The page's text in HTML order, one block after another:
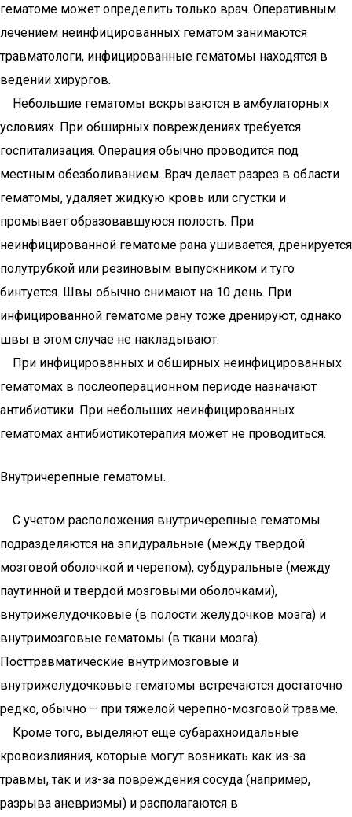
гематоме может определить только врач. Оперативным
лечением неинфицированных гематом занимаются
травматологи, инфицированные гематомы находятся в
ведении хирургов.
Небольшие гематомы вскрываются в амбулаторных
условиях. При обширных повреждениях требуется
госпитализация. Операция обычно проводится под
местным обезболиванием. Врач делает разрез в области
гематомы, удаляет жидкую кровь или сгустки и
промывает образовавшуюся полость. При
неинфицированной гематоме рана ушивается, дренируется
полутрубкой или резиновым выпускником и туго
бинтуется. Швы обычно снимают на 10 день. При
инфицированной гематоме рану тоже дренируют, однако
швы в этом случае не накладывают.
При инфицированных и обширных неинфицированных
гематомах в послеоперационном периоде назначают
антибиотики. При небольших неинфицированных
гематомах антибиотикотерапия может не проводиться.
Внутричерепные гематомы.
С учетом расположения внутричерепные гематомы
подразделяются на эпидуральные (между твердой
мозговой оболочкой и черепом), субдуральные (между
паутинной и твердой мозговыми оболочками),
внутрижелудочковые (в полости желудочков мозга) и
внутримозговые гематомы (в ткани мозга).
Посттравматические внутримозговые и
внутрижелудочковые гематомы встречаются достаточно
редко, обычно – при тяжелой черепно-мозговой травме.
Кроме того, выделяют еще субарахноидальные
кровоизлияния, которые могут возникать как из-за
травмы, так и из-за повреждения сосуда (например,
разрыва аневризмы) и располагаются в